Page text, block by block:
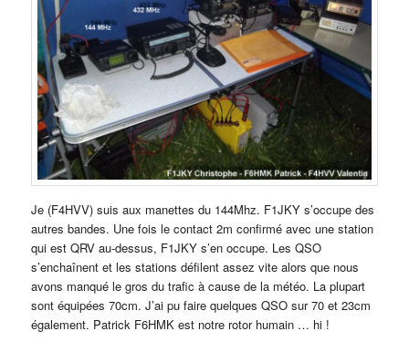
Je (F4HVV) suis aux manettes du 144Mhz. F1JKY s’occupe des
autres bandes. Une fois le contact 2m confirmé avec une station
qui est QRV au-dessus, F1JKY s’en occupe. Les QSO
s’enchaînent et les stations défilent assez vite alors que nous
avons manqué le gros du trafic à cause de la météo. La plupart
sont équipées 70cm. J’ai pu faire quelques QSO sur 70 et 23cm
également. Patrick F6HMK est notre rotor humain … hi !